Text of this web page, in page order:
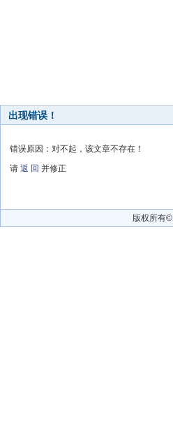
出现错误！
错误原因：对不起，该文章不存在！
请 返 回 并修正
版权所有©